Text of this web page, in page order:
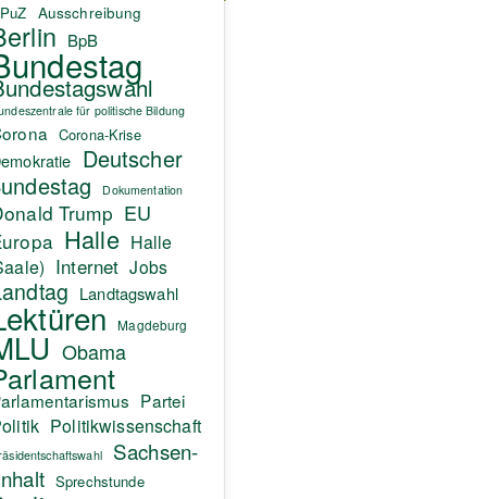
Ausschreibung
BpB
für politische Bildung
Corona-Krise
Deutscher
Dokumentation
Trump EU
Halle Halle
Internet Jobs
Landtagswahl
Magdeburg
Obama
Partei
Politikwissenschaft
Sachsen-
Sprechstunde